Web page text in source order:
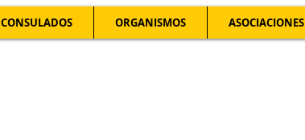
CONSULADOS ORGANISMOS ASOCIACIONES